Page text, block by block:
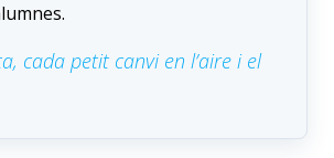
cada petit canvi en l’aire i el